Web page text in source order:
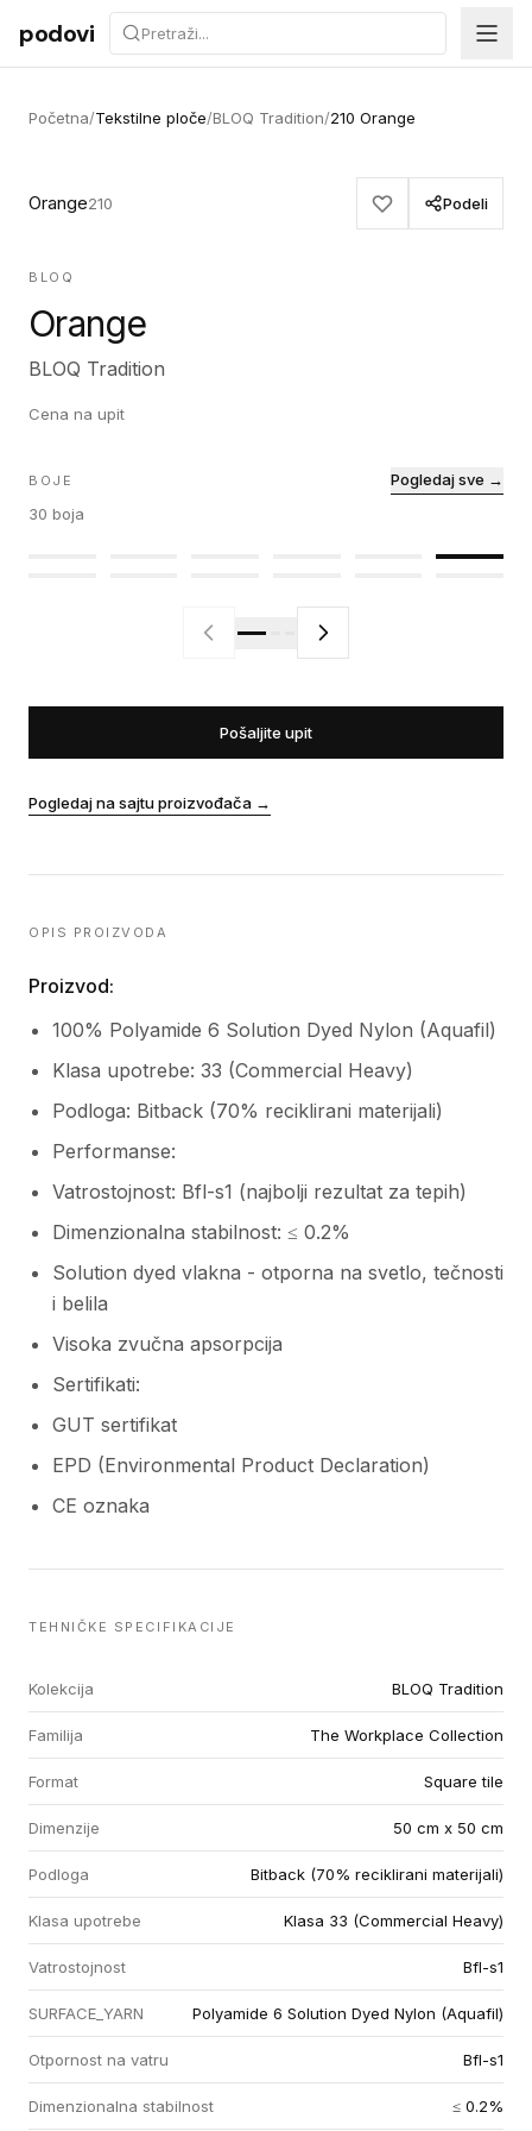
Preskoči na sadržaj
podovi
Početna/Tekstilne ploče/BLOQ Tradition/210 Orange
Orange210 Podeli
BLOQ
Orange
BLOQ Tradition
Cena na upit
BOJE
30 boja
Pogledaj sve →
Pošaljite upit
Pogledaj na sajtu proizvođača →
OPIS PROIZVODA
Proizvod:
100% Polyamide 6 Solution Dyed Nylon (Aquafil)
Klasa upotrebe: 33 (Commercial Heavy)
Podloga: Bitback (70% reciklirani materijali)
Performanse:
Vatrostojnost: Bfl-s1 (najbolji rezultat za tepih)
Dimenzionalna stabilnost: ≤ 0.2%
Solution dyed vlakna - otporna na svetlo, tečnosti
i belila
Visoka zvučna apsorpcija
Sertifikati:
GUT sertifikat
EPD (Environmental Product Declaration)
CE oznaka
TEHNIČKE SPECIFIKACIJE
Kolekcija BLOQ Tradition
Familija The Workplace Collection
Format Square tile
Dimenzije 50 cm x 50 cm
Podloga Bitback (70% reciklirani materijali)
Klasa upotrebe Klasa 33 (Commercial Heavy)
Vatrostojnost Bfl-s1
SURFACE_YARN Polyamide 6 Solution Dyed Nylon (Aquafil)
Otpornost na vatru Bfl-s1
Dimenzionalna stabilnost ≤ 0.2%